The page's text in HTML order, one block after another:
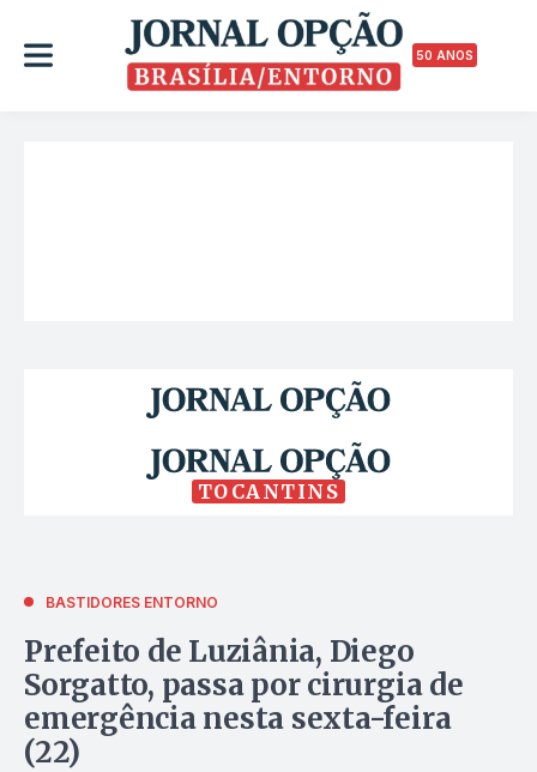
50 ANOS
TOCANTINS
BASTIDORES ENTORNO
Prefeito de Luziânia, Diego
Sorgatto, passa por cirurgia de
emergência nesta sexta-feira
(22)